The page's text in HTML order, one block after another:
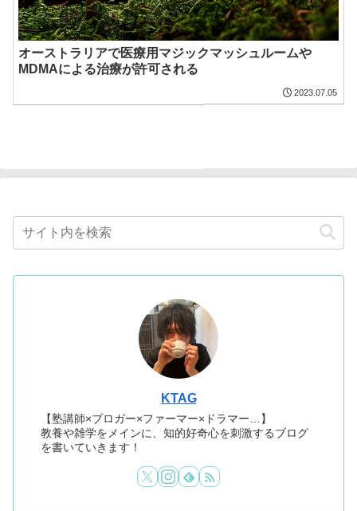
オーストラリアで医療用マジックマッシュルームや
MDMAによる治療が許可される
2023.07.05
KTAG
【塾講師×ブロガー×ファーマー×ドラマー…】
教養や雑学をメインに、知的好奇心を刺激するブログ
を書いていきます！